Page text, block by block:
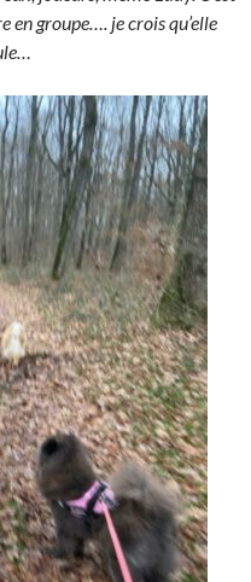
en groupe…. je crois qu’elle